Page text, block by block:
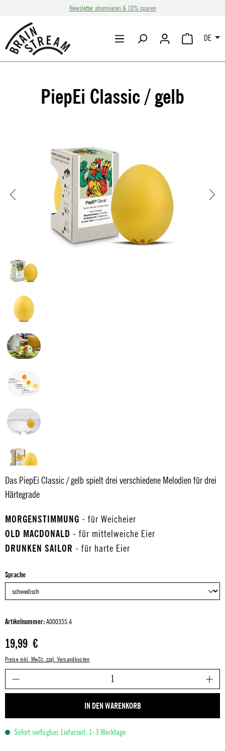
Zum Hauptinhalt springenNewsletter abonnieren & 10% sparen
DE
PiepEi Classic / gelb
Bildergalerie überspringen
Das PiepEi Classic / gelb spielt drei verschiedene Melodien für drei
Härtegrade
MORGENSTIMMUNG - für Weicheier
OLD MACDONALD - für mittelweiche Eier
DRUNKEN SAILOR - für harte Eier
Spracheauswählen
Artikelnummer:A000355.4
Regulärer Preis:
19,99 €
Preise inkl. MwSt. zzgl. Versandkosten
IN DEN WARENKORB
Sofort verfügbar, Lieferzeit: 1-3 Werktage